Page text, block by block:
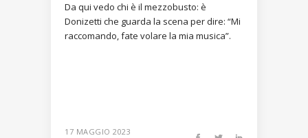
Da qui vedo chi è il mezzobusto: è
Donizetti che guarda la scena per dire: “Mi
raccomando, fate volare la mia musica”.
17 MAGGIO 2023